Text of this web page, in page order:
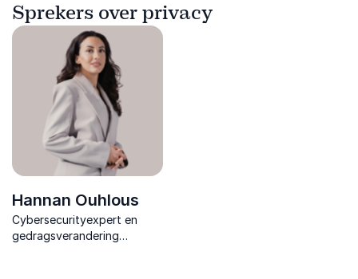
Sprekers over privacy
Hannan Ouhlous
Cybersecurityexpert en
gedragsverandering